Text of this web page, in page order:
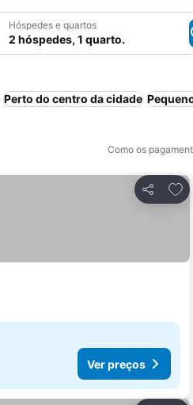
Hóspedes e quartos
2 hóspedes, 1 quarto.
Perto do centro da cidade
Como os
Partilhar
Ver preços